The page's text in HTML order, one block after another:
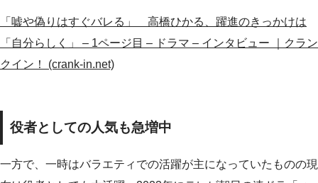
「嘘や偽りはすぐバレる」 高橋ひかる、躍進のきっかけは
「自分らしく」 – 1ページ目 – ドラマ – インタビュー ｜クラン
クイン！ (crank-in.net)
役者としての人気も急増中
一方で、一時はバラエティでの活躍が主になっていたものの現